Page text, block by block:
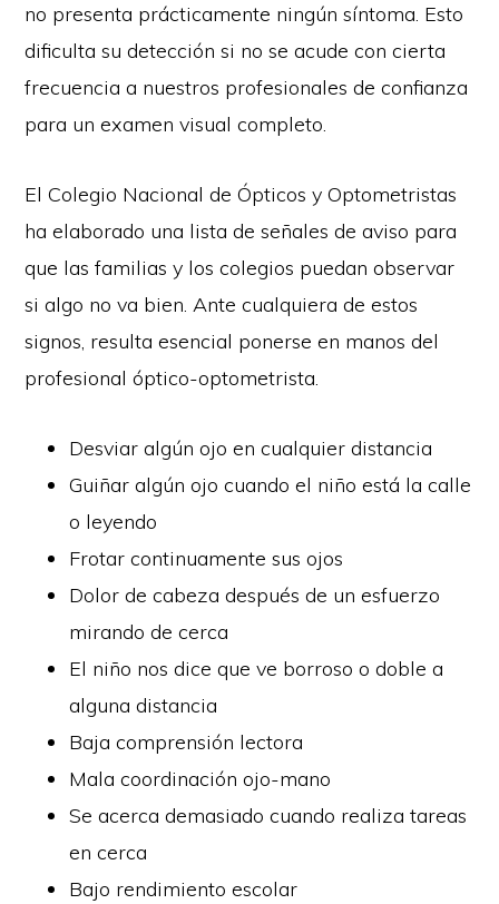
no presenta prácticamente ningún síntoma. Esto
dificulta su detección si no se acude con cierta
frecuencia a nuestros profesionales de confianza
para un examen visual completo.
El Colegio Nacional de Ópticos y Optometristas
ha elaborado una lista de señales de aviso para
que las familias y los colegios puedan observar
si algo no va bien. Ante cualquiera de estos
signos, resulta esencial ponerse en manos del
profesional óptico-optometrista.
Desviar algún ojo en cualquier distancia
Guiñar algún ojo cuando el niño está la calle
o leyendo
Frotar continuamente sus ojos
Dolor de cabeza después de un esfuerzo
mirando de cerca
El niño nos dice que ve borroso o doble a
alguna distancia
Baja comprensión lectora
Mala coordinación ojo-mano
Se acerca demasiado cuando realiza tareas
en cerca
Bajo rendimiento escolar